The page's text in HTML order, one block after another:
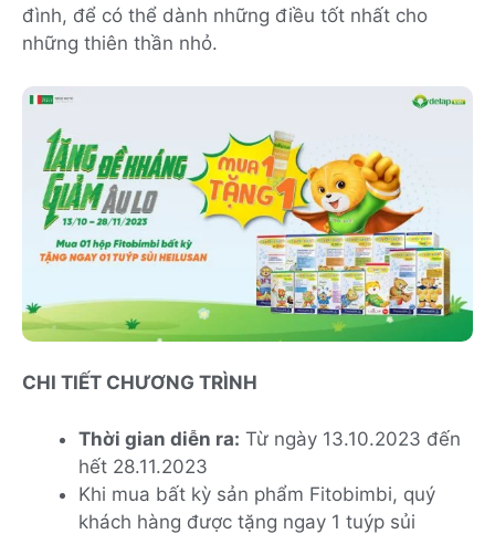
đình, để có thể dành những điều tốt nhất cho
những thiên thần nhỏ.
CHI TIẾT CHƯƠNG TRÌNH
Thời gian diễn ra: Từ ngày 13.10.2023 đến
hết 28.11.2023
Khi mua bất kỳ sản phẩm Fitobimbi, quý
khách hàng được tặng ngay 1 tuýp sủi